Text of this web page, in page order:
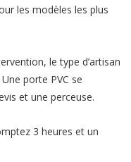
les modèles les plus
le type d’artisan
porte PVC se
et une perceuse.
3 heures et un